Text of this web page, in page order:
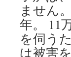
ません
年。 11
を伺う
は被害